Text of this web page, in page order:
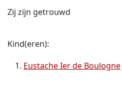
Zij zijn getrouwd
Kind(eren):
Eustache Ier de Boulogne